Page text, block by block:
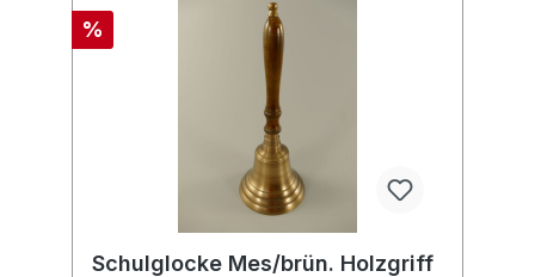
%
Schulglocke Mes/brün. Holzgriff